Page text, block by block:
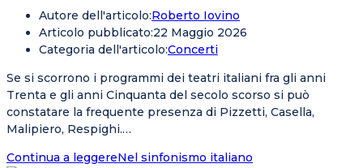
Autore dell'articolo:Roberto Iovino
Articolo pubblicato:22 Maggio 2026
Categoria dell'articolo:Concerti
Se si scorrono i programmi dei teatri italiani fra gli anni
Trenta e gli anni Cinquanta del secolo scorso si può
constatare la frequente presenza di Pizzetti, Casella,
Malipiero, Respighi.…
Continua a leggereNel sinfonismo italiano